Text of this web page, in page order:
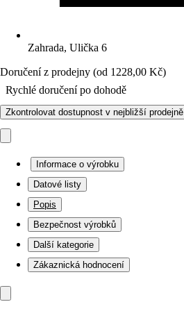
Zahrada, Ulička 6
Doručení z prodejny (od 1228,00 Kč)
Rychlé doručení po dohodě
Zkontrolovat dostupnost v nejbližší prodejně
Informace o výrobku
Datové listy
Popis
Bezpečnost výrobků
Další kategorie
Zákaznická hodnocení